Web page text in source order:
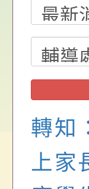
前
置
畫
請
施問
轉
減
桃
年
祝
位
關
轉
員
算
亦
檢
發
看
轉
年
轉知
上家